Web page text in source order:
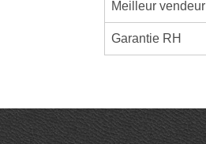
Meilleur vendeur
Garantie RH